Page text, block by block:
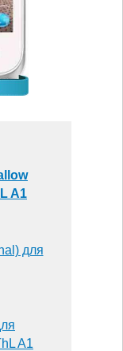
A1
для
A1